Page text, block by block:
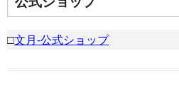
□文月-公式ショップ